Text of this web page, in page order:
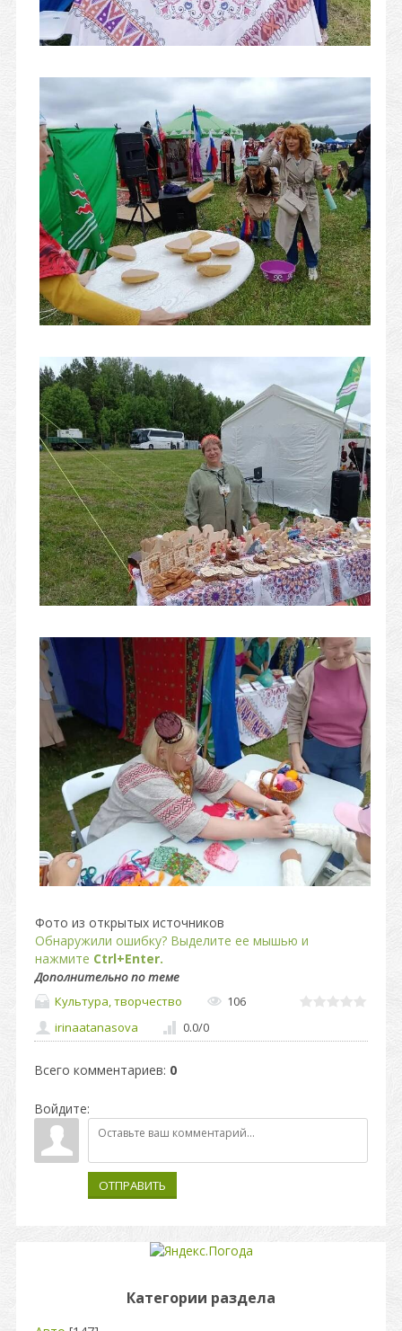
Фото из открытых источников
Обнаружили ошибку? Выделите ее мышью и
нажмите Ctrl+Enter.
Дополнительно по теме
Культура, творчество
106
irinaatanasova
0.0/0
Всего комментариев: 0
Войдите:
ОТПРАВИТЬ
Категории раздела